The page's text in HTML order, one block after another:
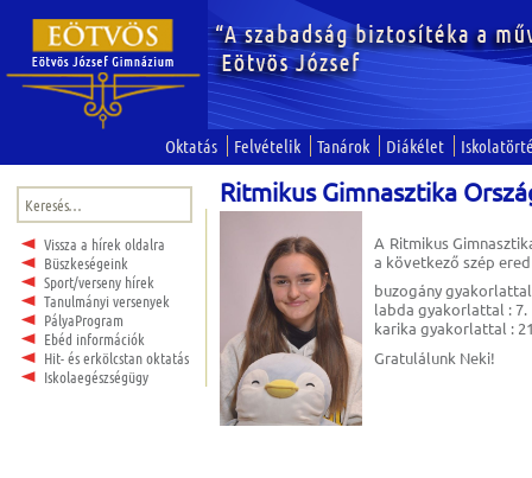
Oktatás Felvételik Tanárok Diákélet
Keresés:
Vissza a hírek oldalra
Büszkeségeink
Sport/verseny hírek
Tanulmányi versenyek
PályaProgram
Ebéd információk
Hit- és erkölcstan oktatás
Iskolaegészségügy
Ritmikus Gimnasztika
A Ritmikus
a következő szép
buzogány
labda gyakorlattal : 7.
karika gyakorlattal :
Gratulálunk Neki!